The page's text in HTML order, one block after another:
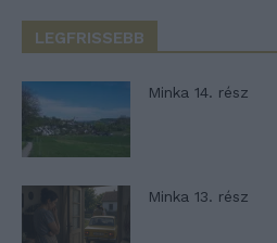
LEGFRISSEBB
Minka 14. rész
Minka 13. rész